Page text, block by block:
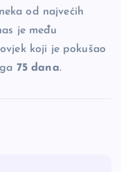
od najvećih
je među
koji je pokušao
75 dana.